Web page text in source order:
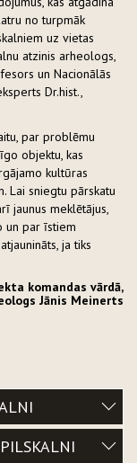
no turpmāk
uz vietas
atzinis arheologs,
un Nacionālās
Dr.hist.,
par problēmu
objektu, kas
kultūras
Lai sniegtu pārskatu
jaunus meklētājus,
un par īstiem
ja tiks
komandas vārdā,
Jānis Meinerts